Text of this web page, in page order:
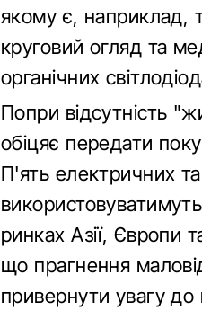
якому є, наприклад,
круговий огляд та
органічних
Попри відсутність
обіцяє передати
П'ять електричних
ринках Азії, Європи
що прагнення
привернути увагу до